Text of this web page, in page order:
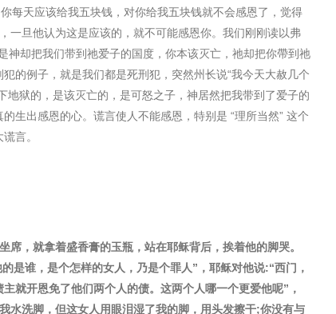
每天应该给我五块钱，对你给我五块钱就不会感恩了，觉得
一旦他认为这是应该的，就不可能感恩你。我们刚刚读以弗
神却把我们带到祂爱子的国度，你本该灭亡，祂却把你帶到祂
的例子，就是我们都是死刑犯，突然州⻓说“我今天大赦几个
狱的，是该灭亡的，是可怒之子，神居然把我带到了爱子的
生出感恩的心。谎言使人不能感恩，特别是 “理所当然” 这个
言。
，就拿着盛香膏的玉瓶，站在耶稣背后，挨着他的脚哭。
是谁，是个怎样的女人，乃是个罪人” ，耶稣对他说:“⻄⻔，
就开恩免了他们两个人的债。这两个人哪一个更爱他呢” ，
水洗脚，但这女人用眼泪湿了我的脚，用头发擦干;你没有与